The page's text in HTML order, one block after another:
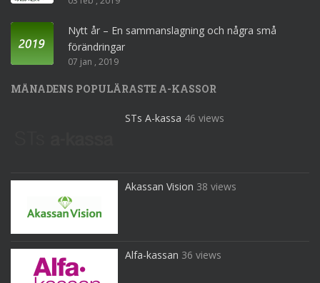
Nytt år – En sammanslagning och några små
förändringar
07 jan , 2019
MÅNADENS POPULÄRASTE A-KASSOR
STs A-kassa 46 views
Akassan Vision 38 views
Alfa-kassan 36 views